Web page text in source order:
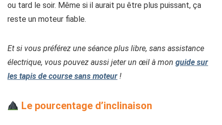
ou tard le soir. Même si il aurait pu être plus puissant, ça
reste un moteur fiable.
Et si vous préférez une séance plus libre, sans assistance
électrique, vous pouvez aussi jeter un œil à mon guide sur
les tapis de course sans moteur !
Le pourcentage d’inclinaison